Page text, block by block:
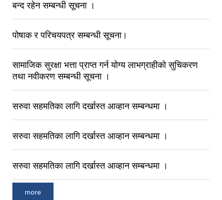
बन्द रहेन सम्बन्धी सूचना ।
पोषाक र परिचयपत्र सम्बन्धी सूचना।
सामाजिक सुरक्षा भत्ता प्राप्त गर्न योग्य लाभग्राहीको सुचिकरण
तथा नवीकरण सम्बन्धी सूचना ।
सरुवा सहमतिका लागि दर्खास्त आव्हान सम्बन्धमा ।
सरुवा सहमतिका लागि दर्खास्त आव्हान सम्बन्धमा ।
सरुवा सहमतिका लागि दर्खास्‍त आव्हान सम्बन्धमा ।
more